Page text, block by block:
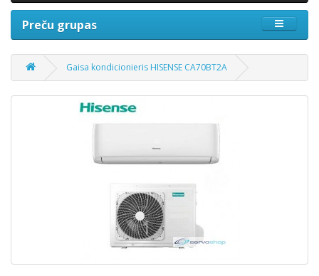
Preču grupas
Gaisa kondicionieris HISENSE CA70BT2A